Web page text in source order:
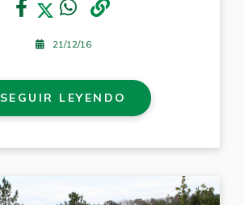
21/12/16
SEGUIR LEYENDO